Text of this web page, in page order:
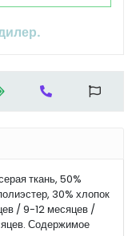
ткань, 50%
30% хлопок
/ 9-12 месяцев /
Содержимое